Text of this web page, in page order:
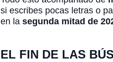
si escribes pocas letras o
en la segunda mitad de
EL FIN DE LAS